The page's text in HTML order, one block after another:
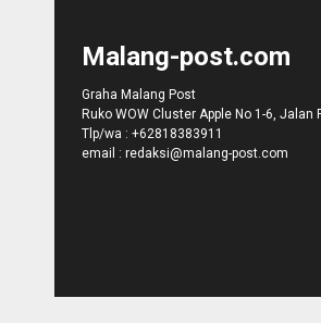
Malang-post.com
Graha Malang Post
Ruko WOW Cluster Apple No 1-6,
Tlp/wa : +62818383911
email : redaksi@malang-post.com